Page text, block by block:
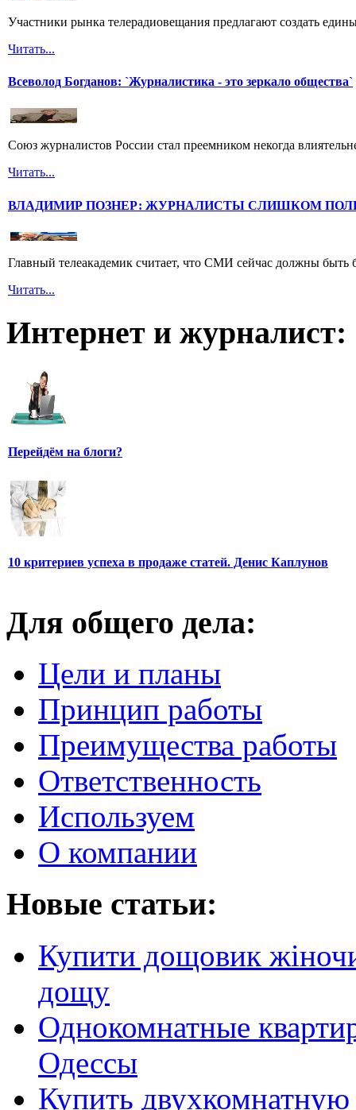
Участники рынка телерадиовещания предлагают создать
Читать...
Всеволод Богданов: `Журналистика - это зеркало общества`
Союз журналистов России стал преемником некогда
Читать...
ВЛАДИМИР ПОЗНЕР: ЖУРНАЛИСТЫ СЛИШКОМ
Главный телеакадемик считает, что СМИ сейчас должны быть
Читать...
Интернет и журналист:
Перейдём на блоги?
10 критериев успеха в продаже статей. Денис Каплунов
Для общего дела:
Цели и планы
Принцип работы
Преимущества работы
Ответственность
Используем
О компании
Новые статьи:
Купити дощовик
дощу
Однокомнатные
Одессы
Купить